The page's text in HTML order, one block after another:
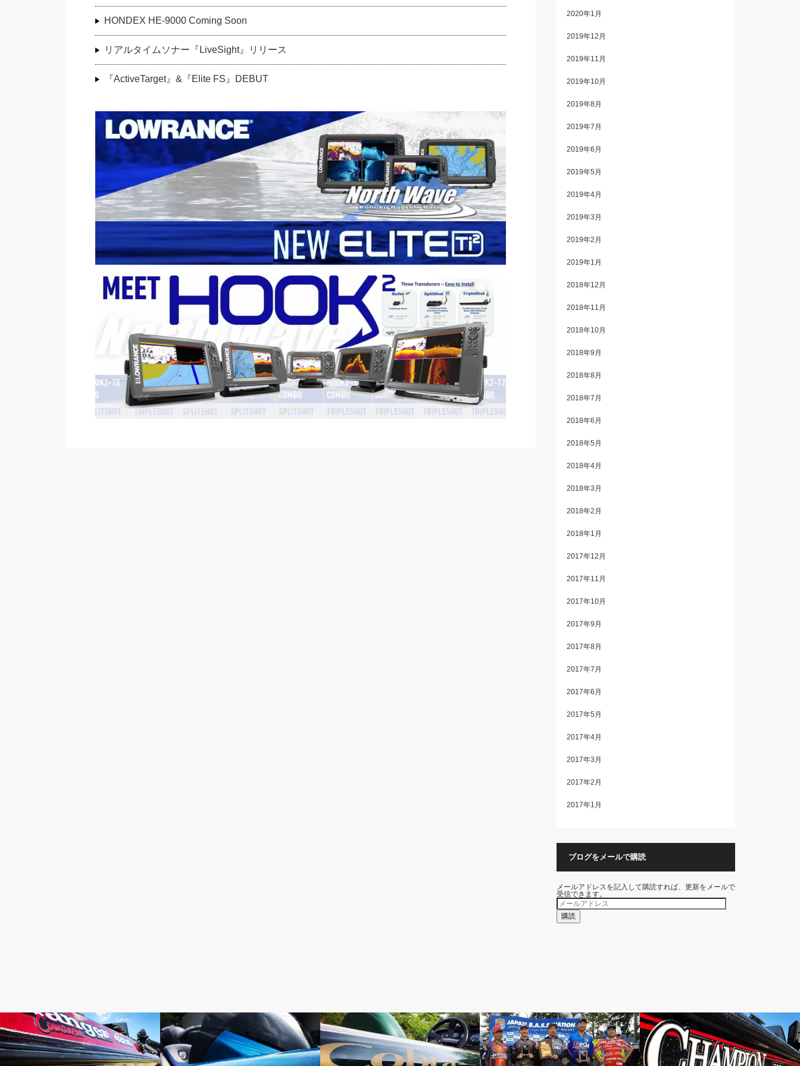
HONDEX HE-9000 Coming Soon
リアルタイムソナー『LiveSight』リリース
『ActiveTarget』&『Elite FS』DEBUT
2020年1月
2019年12月
2019年11月
2019年10月
2019年8月
2019年7月
2019年6月
2019年5月
2019年4月
2019年3月
2019年2月
2019年1月
2018年12月
2018年11月
2018年10月
2018年9月
2018年8月
2018年7月
2018年6月
2018年5月
2018年4月
2018年3月
2018年2月
2018年1月
2017年12月
2017年11月
2017年10月
2017年9月
2017年8月
2017年7月
2017年6月
2017年5月
2017年4月
2017年3月
2017年2月
2017年1月
ブログをメールで購読
メールアドレスを記入して購読すれば、更新をメールで
受信できます。
メ
ー
ル
ア
購読